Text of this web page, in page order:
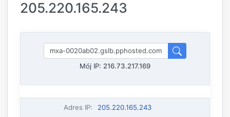
205.220.165.243
Mój IP: 216.73.217.169
Adres IP: 205.220.165.243